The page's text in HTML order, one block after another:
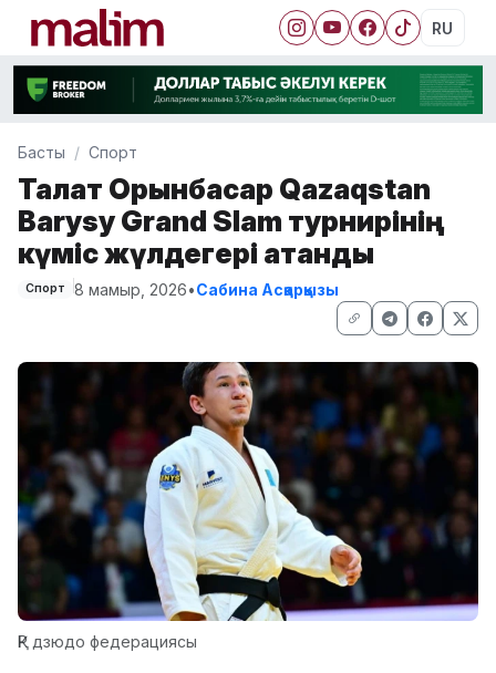
RU
Басты Спорт
Талғат Орынбасар Qazaqstan
Barysy Grand Slam турнирінің
күміс жүлдегері атанды
Спорт 8 мамыр, 2026•Сабина Асқарқызы
ҚР дзюдо федерациясы